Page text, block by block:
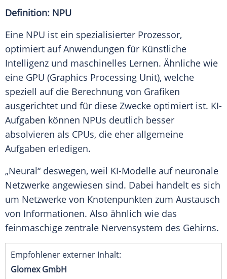
Definition: NPU
Eine NPU ist ein spezialisierter Prozessor,
optimiert aufAnwendungen für Künstliche
Intelligenz und maschinelles Lernen. Ähnliche wie
eine GPU (Graphics Processing Unit), welche
speziell auf die Berechnung von Grafiken
ausgerichtet und für diese Zwecke optimiert ist. KI-
Aufgaben können NPUs deutlich besser
absolvieren als CPUs, die eher allgemeine
Aufgaben erledigen.
„Neural“ deswegen, weil KI-Modelle auf neuronale
Netzwerke angewiesen sind. Dabei handelt es sich
um Netzwerke von Knotenpunkten zum Austausch
von Informationen. Also ähnlich wie das
feinmaschige zentrale Nervensystem des Gehirns.
Empfohlener externer Inhalt:
Glomex GmbH